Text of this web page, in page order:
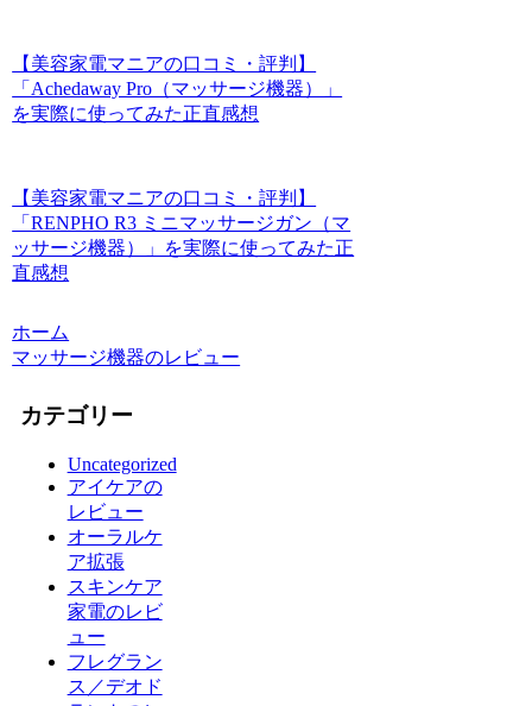
【美容家電マニアの口コミ・評判】
「Achedaway Pro（マッサージ機器）」
を実際に使ってみた正直感想
【美容家電マニアの口コミ・評判】
「RENPHO R3 ミニマッサージガン（マ
ッサージ機器）」を実際に使ってみた正
直感想
ホーム
マッサージ機器のレビュー
カテゴリー
Uncategorized
アイケアの
レビュー
オーラルケ
ア拡張
スキンケア
家電のレビ
ュー
フレグラン
ス／デオド